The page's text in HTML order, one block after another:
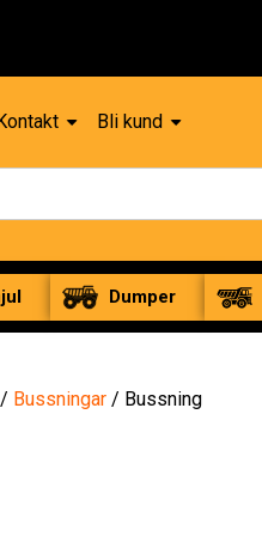
Bli kund
Dumper
/ Bussningar / Bussning